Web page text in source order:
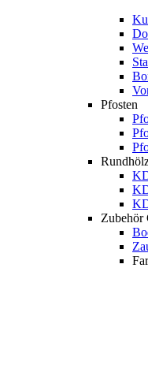
Pfosten
Zubehör